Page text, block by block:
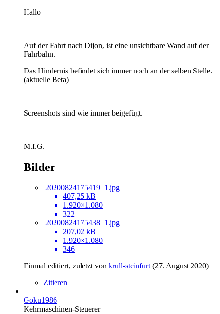
Hallo
Auf der Fahrt nach Dijon, ist eine unsichtbare Wand auf der
Fahrbahn.
Das Hindernis befindet sich immer noch an der selben Stelle.
(aktuelle Beta)
Screenshots sind wie immer beigefügt.
M.f.G.
Bilder
20200824175419_1.jpg
407,25 kB
1.920×1.080
322
20200824175438_1.jpg
207,02 kB
1.920×1.080
346
Einmal editiert, zuletzt von krull-steinfurt(27. August 2020)
Zitieren
Goku1986
Kehrmaschinen-Steuerer